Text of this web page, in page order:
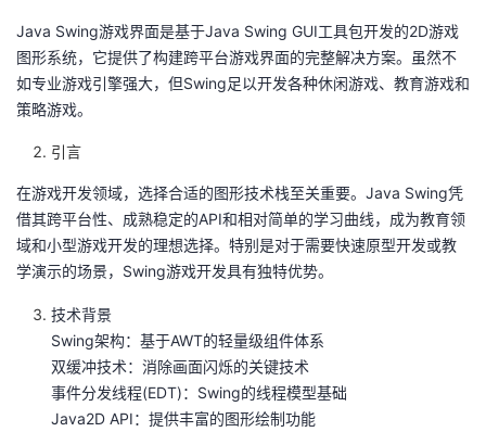
发
者
的
博
我
的
坛
我
圈
子
的
直
我
的
我
Java Swing游戏界面是基于Java Swing GUI工具包开发的2D游戏
图形系统，它提供了构建跨平台游戏界面的完整解决方案。虽然不
如专业游戏引擎强大，但Swing足以开发各种休闲游戏、教育游戏和
策略游戏‌。
引言
在游戏开发领域，选择合适的图形技术栈至关重要‌。Java Swing凭
借其跨平台性、成熟稳定的API和相对简单的学习曲线，成为教育领
域和小型游戏开发的理想选择‌。特别是对于需要快速原型开发或教
学演示的场景，Swing游戏开发具有独特优势‌。
技术背景
Swing架构‌：基于AWT的轻量级组件体系‌
双缓冲技术‌：消除画面闪烁的关键技术‌
事件分发线程(EDT)‌：Swing的线程模型基础‌
Java2D API‌：提供丰富的图形绘制功能‌